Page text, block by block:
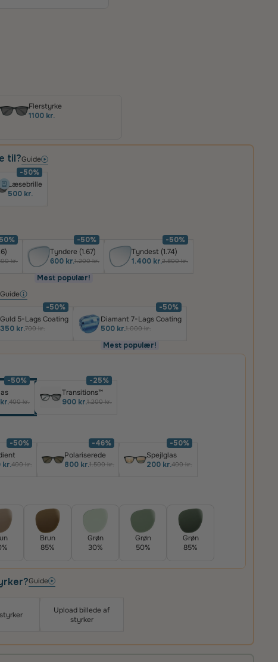
Flerstyrke
1100 kr.
til?Guide
Læsebrille
500 kr.
-50%
kr.
Tyndere (1.67)
600 kr.1.200 kr.
Mest populær!
-50%
Tyndest (1.74)
1.400 kr.2.800 kr.
-50%
Guide
Guld 5-Lags Coating
350 kr.700 kr.
-50%
Diamant 7-Lags Coating
500 kr.1.000 kr.
Mest populær!
-50%
400 kr.
-50%
Transitions™
900 kr.1.200 kr.
-25%
kr.400 kr.
-50%
Polariserede
800 kr.1.500 kr.
-46%
Spejlglas
200 kr.400 kr.
-50%
Brun
85%
Grøn
30%
Grøn
50%
Grøn
85%
Guide
Upload billede af
styrker